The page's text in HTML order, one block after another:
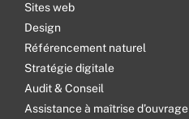
Sites web
Design
Référencement naturel
Stratégie digitale
Audit & Conseil
Assistance à maîtrise d’ouvrage